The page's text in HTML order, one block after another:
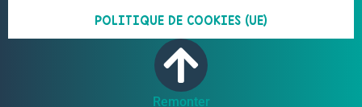
POLITIQUE DE COOKIES (UE)
Remonter